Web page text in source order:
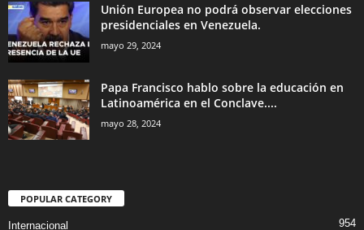
Unión Europea no podrá observar elecciones
presidenciales en Venezuela.
mayo 29, 2024
Papa Francisco hablo sobre la educación en
Latinoamérica en el Conclave....
mayo 28, 2024
POPULAR CATEGORY
Internacional 954